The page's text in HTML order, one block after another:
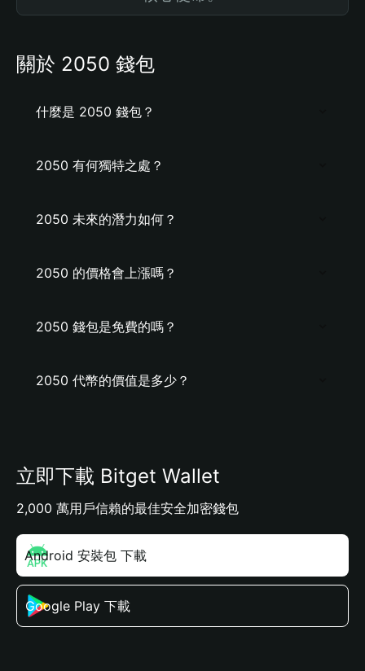
關於 2050 錢包
什麼是 2050 錢包？
2050 有何獨特之處？
2050 未來的潛力如何？
2050 的價格會上漲嗎？
2050 錢包是免費的嗎？
2050 代幣的價值是多少？
立即下載 Bitget Wallet
2,000 萬用戶信賴的最佳安全加密錢包
Android 安裝包 下載
Google Play 下載